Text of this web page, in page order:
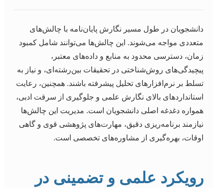
دانشجویان در طول مسیر نگارش پایان‌نامه با چالش‌های
متعددی مواجه می‌شوند. این چالش‌ها می‌توانند شامل کمبود
زمان، دسترسی محدود به منابع و داده‌های معتبر،
پیچیدگی‌های روش‌شناختی در تحقیقات بین‌رشته‌ای، و نیاز به
تسلط بر نرم‌افزارهای تحلیل پیشرفته باشند. همچنین، رعایت
استانداردهای بالای نگارش علمی و جلوگیری از سرقت ادبی،
همواره دغدغه اصلی دانشجویان است. مدیریت این چالش‌ها
نیازمند برنامه‌ریزی دقیق، مهارت‌های پژوهشی قوی و گاهی
اوقات، بهره‌گیری از مشاوره‌های تخصصی است.
رویکرد علمی و تضمینی در